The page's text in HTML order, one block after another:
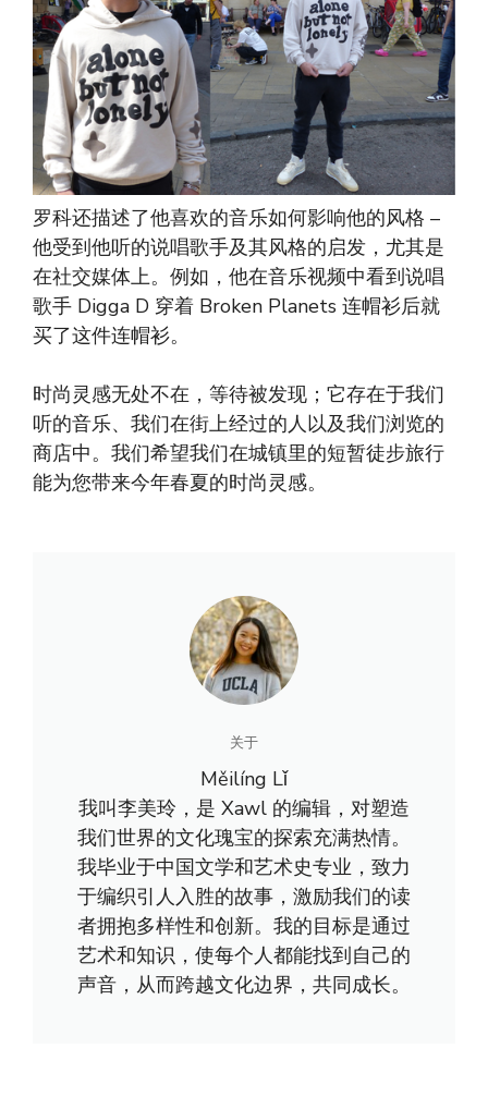
罗科还描述了他喜欢的音乐如何影响他的风格 –
他受到他听的说唱歌手及其风格的启发，尤其是
在社交媒体上。例如，他在音乐视频中看到说唱
歌手 Digga D 穿着 Broken Planets 连帽衫后就
买了这件连帽衫。
时尚灵感无处不在，等待被发现；它存在于我们
听的音乐、我们在街上经过的人以及我们浏览的
商店中。我们希望我们在城镇里的短暂徒步旅行
能为您带来今年春夏的时尚灵感。
关于
Měilíng Lǐ
我叫李美玲，是 Xawl 的编辑，对塑造
我们世界的文化瑰宝的探索充满热情。
我毕业于中国文学和艺术史专业，致力
于编织引人入胜的故事，激励我们的读
者拥抱多样性和创新。我的目标是通过
艺术和知识，使每个人都能找到自己的
声音，从而跨越文化边界，共同成长。